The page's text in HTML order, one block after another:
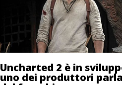
Uncharted 2 è in
uno dei produttori parla